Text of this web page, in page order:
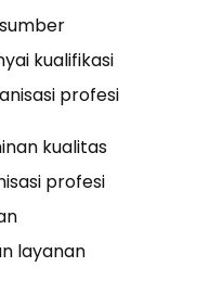
kualifikasi
profesi
kualitas
profesi
layanan